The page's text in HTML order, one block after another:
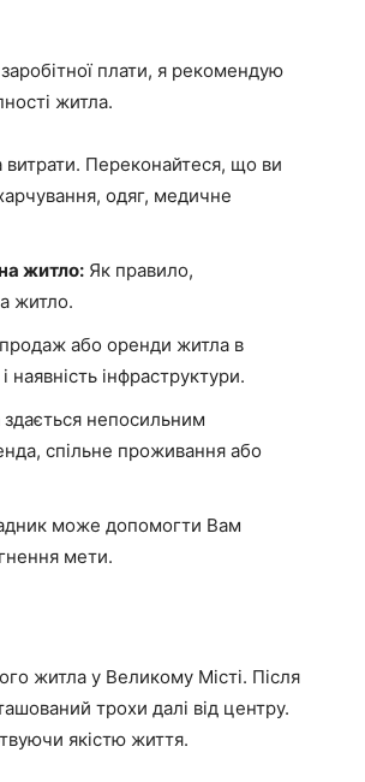
плати, я рекомендую
житла.
витрати. Переконайтеся, що ви
одяг, медичне
житло: Як правило,
житло.
або оренди житла в
наявність інфраструктури.
непосильним
спільне проживання або
може допомогти Вам
мети.
житла у Великому Місті. Після
трохи далі від центру.
якістю життя.